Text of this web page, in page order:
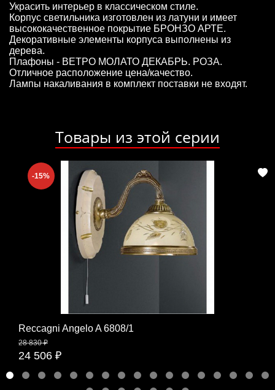
Украсить интерьер в классическом стиле.
Корпус светильника изготовлен из латуни и имеет
высококачественное покрытие БРОНЗО АРТЕ.
Декоративные элементы корпуса выполнены из
дерева.
Плафоны - ВЕТРО МОЛАТО ДЕКАБРЬ. РОЗА.
Отличное расположение цена/качество.
Лампы накаливания в комплект поставки не входят.
Товары из этой серии
-15%
Reccagni Angelo A 6808/1
28 830 ₽
24 506 ₽